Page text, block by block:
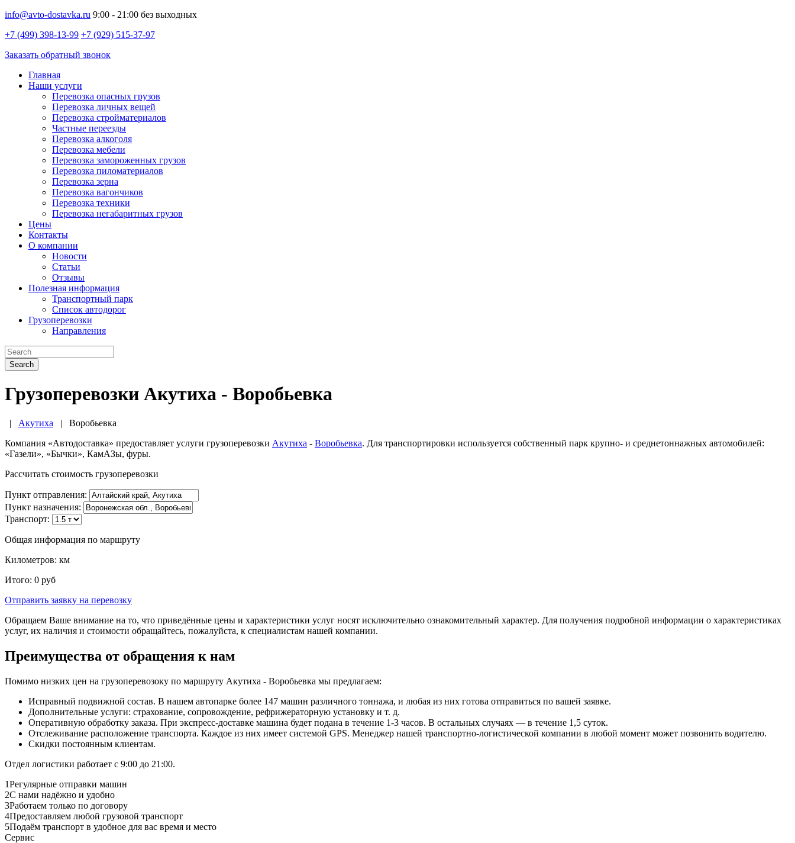
info@avto-dostavka.ru 9:00 - 21:00 без выходных
+7 (499) 398-13-99 +7 (929) 515-37-97
Заказать обратный звонок
Главная
Наши услуги
Перевозка опасных грузов
Перевозка личных вещей
Перевозка стройматериалов
Частные переезды
Перевозка алкоголя
Перевозка мебели
Перевозка замороженных грузов
Перевозка пиломатериалов
Перевозка зерна
Перевозка вагончиков
Перевозка техники
Перевозка негабаритных грузов
Цены
Контакты
О компании
Новости
Статьи
Отзывы
Полезная информация
Транспортный парк
Список автодорог
Грузоперевозки
Направления
Search
Грузоперевозки Акутиха - Воробьевка
| Акутиха | Воробьевка
Компания «Автодоставка» предоставляет услуги грузоперевозки Акутиха - Воробьевка. Для транспортировки используется собственный парк крупно- и среднетоннажных автомобилей:
«Газели», «Бычки», КамАЗы, фуры.
Рассчитать стоимость грузоперевозки
Пункт отправления:
Пункт назначения:
Транспорт:
Общая информация по маршруту
Километров: км
Итого: 0 руб
Отправить заявку на перевозку
Обращаем Ваше внимание на то, что приведённые цены и характеристики услуг носят исключительно ознакомительный характер. Для получения подробной информации о характеристиках
услуг, их наличия и стоимости обращайтесь, пожалуйста, к специалистам нашей компании.
Преимущества от обращения к нам
Помимо низких цен на грузоперевозоку по маршруту Акутиха - Воробьевка мы предлагаем:
Исправный подвижной состав. В нашем автопарке более 147 машин различного тоннажа, и любая из них готова отправиться по вашей заявке.
Дополнительные услуги: страхование, сопровождение, рефрижераторную установку и т. д.
Оперативную обработку заказа. При экспресс-доставке машина будет подана в течение 1-3 часов. В остальных случаях — в течение 1,5 суток.
Отслеживание расположение транспорта. Каждое из них имеет системой GPS. Менеджер нашей транспортно-логистической компании в любой момент может позвонить водителю.
Скидки постоянным клиентам.
Отдел логистики работает с 9:00 до 21:00.
1Регулярные отправки машин
2С нами надёжно и удобно
3Работаем только по договору
4Предоставляем любой грузовой транспорт
5Подаём транспорт в удобное для вас время и место
Сервис